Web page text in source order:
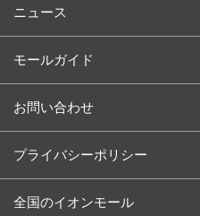
ニュース
モールガイド
お問い合わせ
プライバシーポリシー
全国のイオンモール